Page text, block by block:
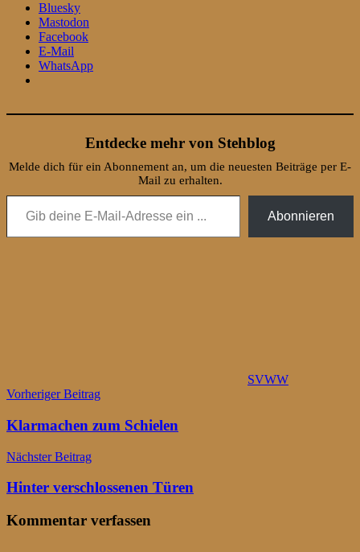
Bluesky
Mastodon
Facebook
E-Mail
WhatsApp
Entdecke mehr von Stehblog
Melde dich für ein Abonnement an, um die neuesten Beiträge per E-
Mail zu erhalten.
Gib deine E-Mail-Adresse ein ...
Abonnieren
SVWW
Beitragsnavigation
Vorheriger Beitrag
Klarmachen zum Schielen
Nächster Beitrag
Hinter verschlossenen Türen
Kommentar verfassen